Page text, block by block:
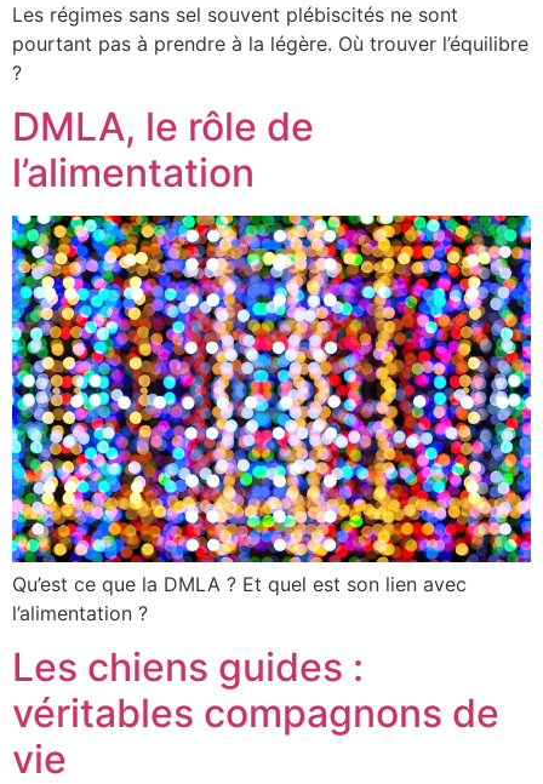
Les régimes sans sel souvent plébiscités ne sont
pourtant pas à prendre à la légère. Où trouver l’équilibre
?
DMLA, le rôle de
l’alimentation
Qu’est ce que la DMLA ? Et quel est son lien avec
l’alimentation ?
Les chiens guides :
véritables compagnons de
vie